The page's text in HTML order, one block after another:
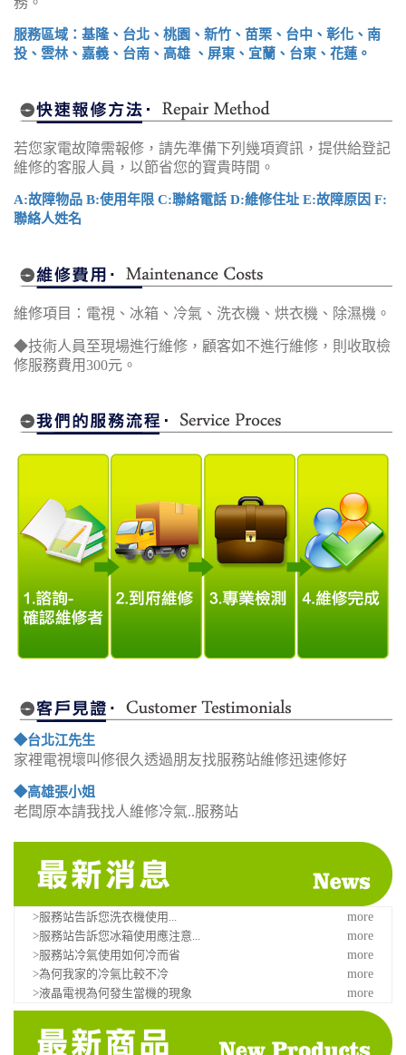
服務區域：基隆、台北、桃園、新竹、苗栗、台中、彰化、南
投、雲林、嘉義、台南、高雄 、屏東、宜蘭、台東、花蓮。
若您家電故障需報修，請先準備下列幾項資訊，提供給登記
維修的客服人員，以節省您的寶貴時間。
A:故障物品 B:使用年限 C:聯絡電話 D:維修住址 E:故障原因 F:
聯絡人姓名
維修項目：電視、冰箱、冷氣、洗衣機、烘衣機、除濕機。
◆技術人員至現場進行維修，顧客如不進行維修，則收取檢
修服務費用300元。
◆台北江先生
家裡電視壞叫修很久透過朋友找服務站維修迅速修好
◆高雄張小姐
老闆原本請我找人維修冷氣..服務站
>服務站告訴您洗衣機使用...
more
>服務站告訴您冰箱使用應注意...
more
>服務站冷氣使用如何冷而省
more
>為何我家的冷氣比較不冷
more
>液晶電視為何發生當機的現象
more